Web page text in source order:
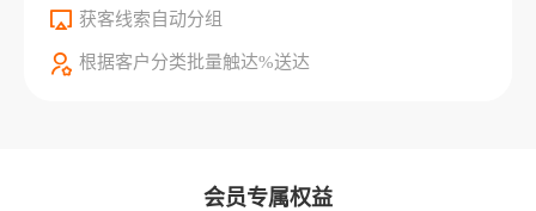
获客线索自动分组
根据客户分类批量触达%送达
会员专属权益